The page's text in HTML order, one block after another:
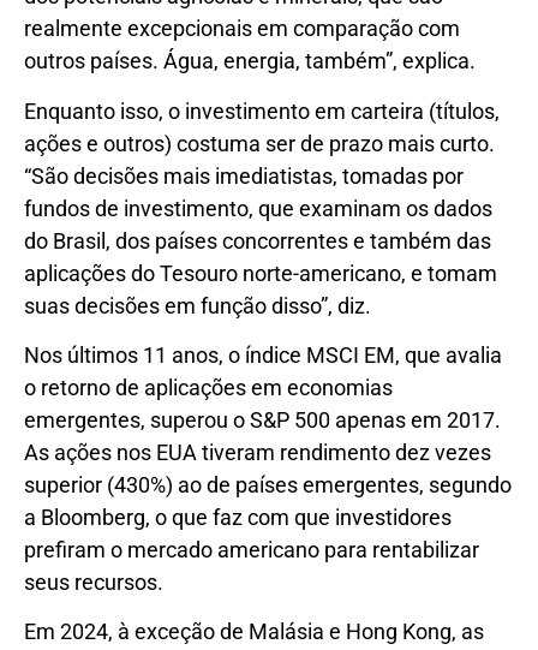
realmente excepcionais em comparação com
outros países. Água, energia, também”, explica.
Enquanto isso, o investimento em carteira (títulos,
ações e outros) costuma ser de prazo mais curto.
“São decisões mais imediatistas, tomadas por
fundos de investimento, que examinam os dados
do Brasil, dos países concorrentes e também das
aplicações do Tesouro norte-americano, e tomam
suas decisões em função disso”, diz.
Nos últimos 11 anos, o índice MSCI EM, que avalia
o retorno de aplicações em economias
emergentes, superou o S&P 500 apenas em 2017.
As ações nos EUA tiveram rendimento dez vezes
superior (430%) ao de países emergentes, segundo
a Bloomberg, o que faz com que investidores
prefiram o mercado americano para rentabilizar
seus recursos.
Em 2024, à exceção de Malásia e Hong Kong, as